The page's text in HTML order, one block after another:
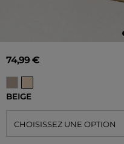
74,99 €
BEIGE
CHOISISSEZ UNE OPTION